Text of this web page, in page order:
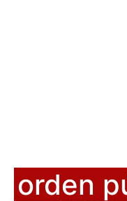
orden